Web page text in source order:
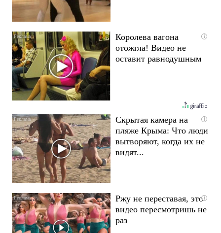
i
Королева вагона
отожгла! Видео не
оставит равнодушным
i
Скрытая камера на
пляже Крыма: Что люди
вытворяют, когда их не
видят...
i
Ржу не переставая, это
видео пересмотришь не
раз